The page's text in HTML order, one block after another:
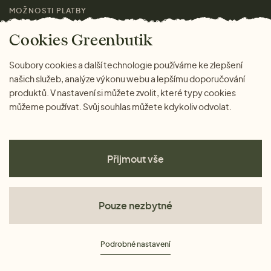
Magazín
MOŽNOSTI PLATBY
Ochrana osobních údajů
Cookies
Cookies Greenbutik
Soubory cookies a další technologie používáme ke zlepšení
našich služeb, analýze výkonu webu a lepšímu doporučování
produktů. V nastavení si můžete zvolit, které typy cookies
můžeme používat. Svůj souhlas můžete kdykoliv odvolat.
Přijmout vše
Pouze nezbytné
Podrobné nastavení